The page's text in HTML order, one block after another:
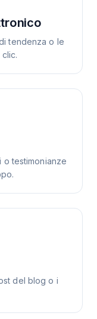
tendenza o le
testimonianze
del blog o i